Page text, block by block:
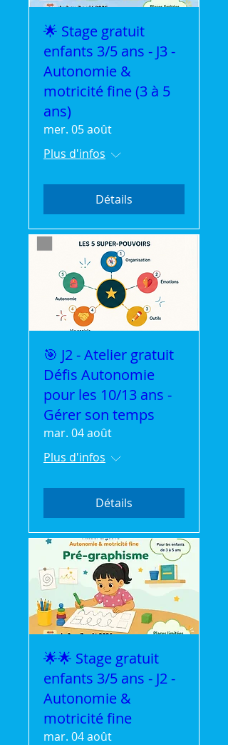
🌟 Stage gratuit
enfants 3/5 ans - J3 -
Autonomie &
motricité fine (3 à 5
ans)
mer. 05 août
Plus d'infos
Détails
🎯 J2 - Atelier gratuit
Défis Autonomie
pour les 10/13 ans -
Gérer son temps
mar. 04 août
Plus d'infos
Détails
🌟🌟 Stage gratuit
enfants 3/5 ans - J2 -
Autonomie &
motricité fine
mar. 04 août